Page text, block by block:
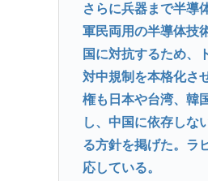
さらに兵器まで半導
軍民両用の半導体技
国に対抗するため、
対中規制を本格化さ
権も日本や台湾、韓
し、中国に依存しな
る方針を掲げた。ラ
応している。